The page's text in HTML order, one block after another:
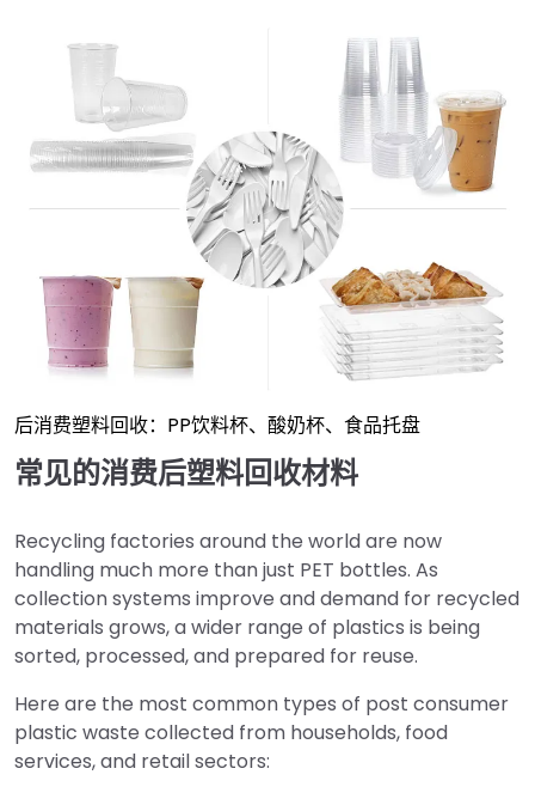
后消费塑料回收：PP饮料杯、酸奶杯、食品托盘
常见的消费后塑料回收材料
Recycling factories around the world are now
handling much more than just PET bottles. As
collection systems improve and demand for recycled
materials grows, a wider range of plastics is being
sorted, processed, and prepared for reuse.
Here are the most common types of post consumer
plastic waste collected from households, food
services, and retail sectors: